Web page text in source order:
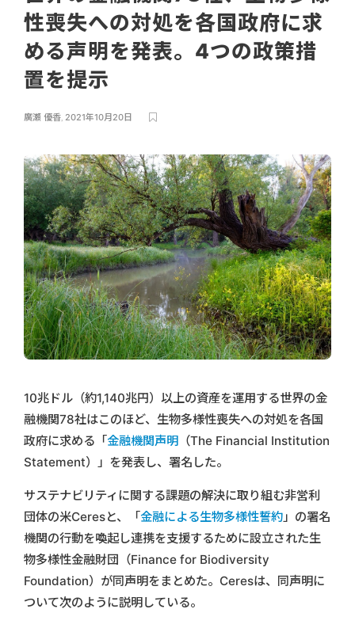
性喪失への対処を各国政府に求
める声明を発表。4つの政策措
置を提示
廣瀬 優香, 2021年10月20日
10兆ドル（約1,140兆円）以上の資産を運用する世界の金
融機関78社はこのほど、生物多様性喪失への対処を各国
政府に求める「金融機関声明 （The Financial Institution
Statement）」を発表し、署名した。
サステナビリティに関する課題の解決に取り組む非営利
団体の米Ceresと、「金融による生物多様性誓約 」の署名
機関の行動を喚起し連携を支援するために設立された生
物多様性金融財団（Finance for Biodiversity
Foundation）が同声明をまとめた。Ceresは、同声明に
ついて次のように説明している。